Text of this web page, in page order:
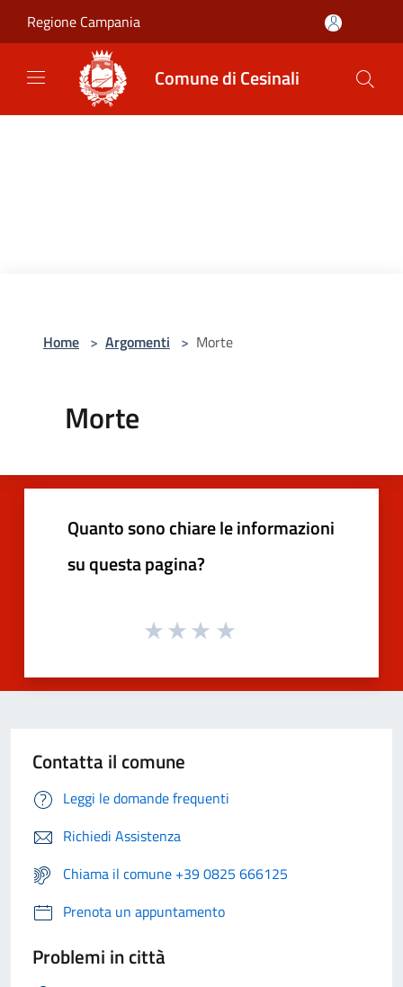
Regione Campania
Comune di Cesinali
Home > Argomenti > Morte
Morte
Quanto sono chiare le informazioni
su questa pagina?
Contatta il comune
Leggi le domande frequenti
Richiedi Assistenza
Chiama il comune +39 0825 666125
Prenota un appuntamento
Problemi in città